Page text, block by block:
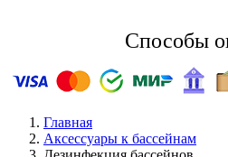
Способы
Главная
Аксессуары к бассейнам